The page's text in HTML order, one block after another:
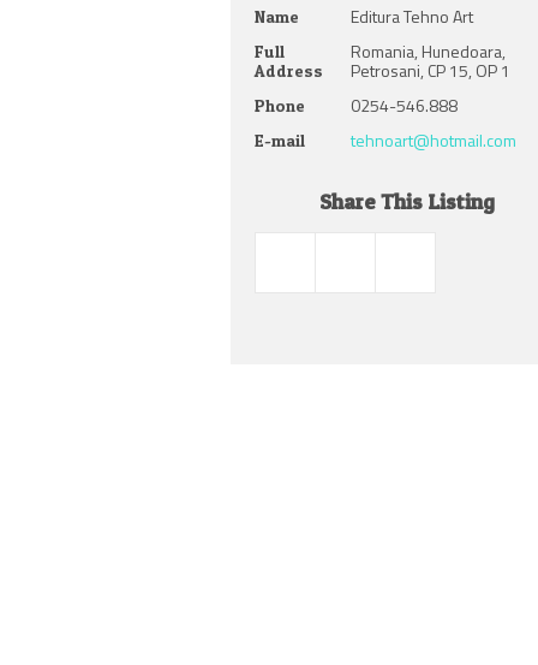
Name Editura Tehno Art
Full
Address
Romania, Hunedoara,
Petrosani, CP 15, OP 1
Phone 0254-546.888
E-mail tehnoart@hotmail.com
Share This Listing